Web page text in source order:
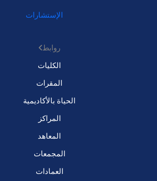
الإستشارات
روابط
الكليات
المقرات
الحياة بالأكاديمية
المراكز
المعاهد
المجمعات
العمادات